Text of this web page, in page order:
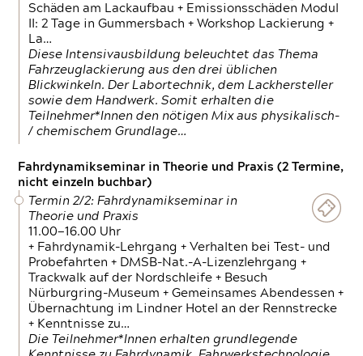
Schäden am Lackaufbau + Emissionsschäden Modul
II: 2 Tage in Gummersbach + Workshop Lackierung +
La…
Diese Intensivausbildung beleuchtet das Thema
Fahrzeuglackierung aus den drei üblichen
Blickwinkeln. Der Labortechnik, dem Lackhersteller
sowie dem Handwerk. Somit erhalten die
Teilnehmer*Innen den nötigen Mix aus physikalisch-
/ chemischem Grundlage…
Fahrdynamikseminar in Theorie und Praxis (2 Termine,
nicht einzeln buchbar)
Termin 2/2: Fahrdynamikseminar in
Theorie und Praxis
11.00—16.00 Uhr
+ Fahrdynamik-Lehrgang + Verhalten bei Test- und
Probefahrten + DMSB-Nat.-A-Lizenzlehrgang +
Trackwalk auf der Nordschleife + Besuch
Nürburgring-Museum + Gemeinsames Abendessen +
Übernachtung im Lindner Hotel an der Rennstrecke
+ Kenntnisse zu…
Die Teilnehmer*Innen erhalten grundlegende